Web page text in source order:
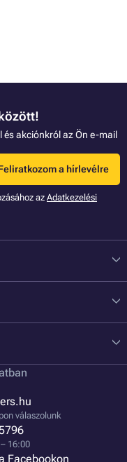
akciónkról az Ön e-mail
a hírlevélre
az Adatkezelési
válaszolunk
16:00
Facebookon